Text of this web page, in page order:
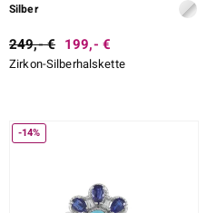
Silber
249,- € 199,- €
Zirkon-Silberhalskette
-14%